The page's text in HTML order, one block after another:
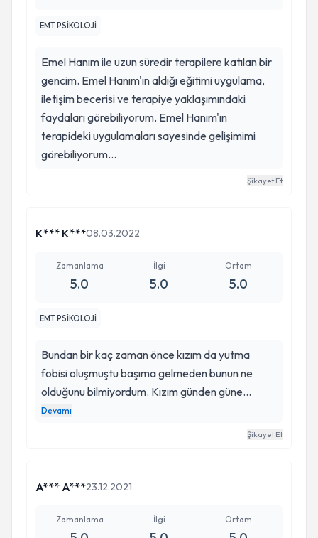
Süpervizyon
2018-2019 (5 hafta Pazar günleri)
26-27. 04/2019
30.11-01.12/ 2019
10/2020-Halen
10/2021
TPD-Sertifikasyon Değerlendirme Süreci Devam
Ediyor
TPD-Sertifikasyon Değerlendirme Süreci Devam
Sertifikalar
EMT PSİKOLOJİ
Emel Hanım ile uzun süredir terapilere katılan bir
gencim. Emel Hanım'ın aldığı eğitimi uygulama,
iletişim becerisi ve terapiye yaklaşımındaki
faydaları görebiliyorum. Emel Hanım'ın
terapideki uygulamaları sayesinde gelişimimi
görebiliyorum...
Şikayet Et
K*** K***08.03.2022
Zamanlama
5.0
İlgi
5.0
Ortam
5.0
EMT PSİKOLOJİ
Bundan bir kaç zaman önce kızım da yutma
fobisi oluşmuştu başıma gelmeden bunun ne
olduğunu bilmiyordum. Kızım günden güne
yemeden içmeden tamamen kesildi
yutamamaya başladı ve kilo kaybı başladı. O
yıkıldımm çünkü 6 ay yemek yiyememe
şekilde Allah tarafından emel hanim çıktı karşıma
Devamı
Şikayet Et
A*** A***23.12.2021
Zamanlama İlgi Ortam